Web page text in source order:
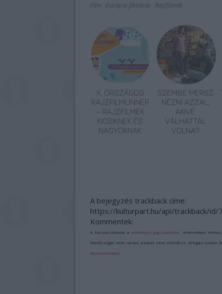
Film Európai filmipar Rajzfilmek
X. ORSZÁGOS
RAJZFILMÜNNEP
– RAJZFILMEK
KICSIKNEK ÉS
NAGYOKNAK
SZEMBE MERSZ
NÉZNI AZZAL,
AKIVÉ
VÁLHATTÁL
VOLNA?
A bejegyzés trackback címe:
https://kulturpart.hu/api/trackback/id/
Kommentek:
A hozzászólások avonatkozó jogszabályok értelmében
felelősséget nem vállal, azokat nem ellenőrzi. Kifogás esetén
tájékoztatóban